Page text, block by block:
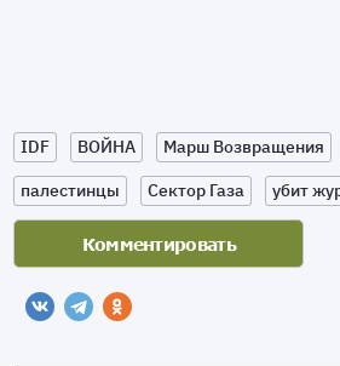
IDF ВОЙНА Марш Возвращения
палестинцы
Сектор Газа убит